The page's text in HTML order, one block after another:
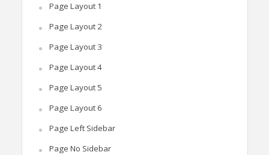
Page Layout 1
Page Layout 2
Page Layout 3
Page Layout 4
Page Layout 5
Page Layout 6
Page Left Sidebar
Page No Sidebar